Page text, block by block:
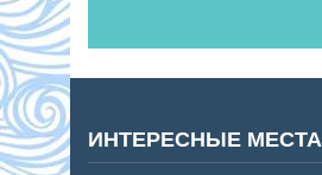
ИНТЕРЕСНЫЕ МЕСТА